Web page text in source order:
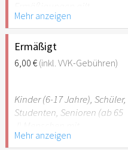
Mehr anzeigen
Ermäßigt
6,00 €(inkl. VVK-Gebühren)
Kinder (6-17 Jahre), Schüler,
Studenten, Senioren (ab 65
Behinderung (ab 50%),
Mehr anzeigen